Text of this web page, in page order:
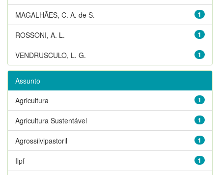
1
MAGALHÃES, C. A. de S.
1
ROSSONI, A. L.
1
VENDRUSCULO, L. G.
Assunto
1
Agricultura
1
Agricultura Sustentável
1
Agrossilvipastoril
1
Ilpf